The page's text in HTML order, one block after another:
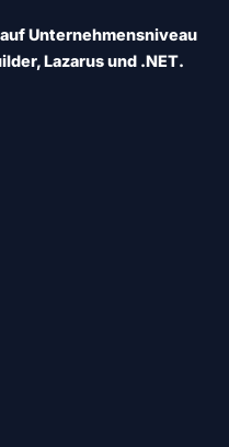
Unternehmensniveau
Lazarus und .NET.